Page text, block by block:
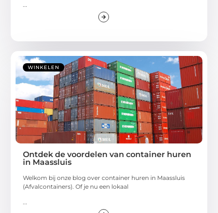
WINKELEN
Ontdek de voordelen van container huren
in Maassluis
Welkom bij onze blog over container huren in Maassluis
(Afvalcontainers). Of je nu een lokaal
...